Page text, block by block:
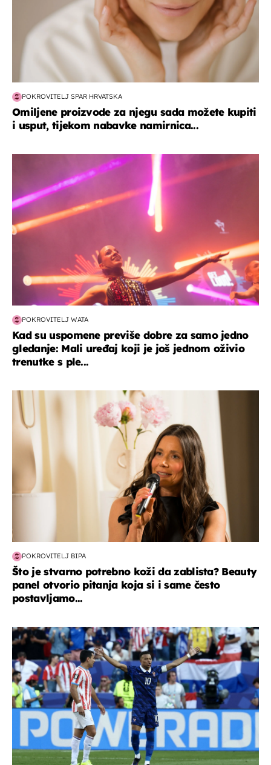
POKROVITELJ SPAR HRVATSKA
Omiljene proizvode za njegu sada možete kupiti
i usput, tijekom nabavke namirnica...
POKROVITELJ WATA
Kad su uspomene previše dobre za samo jedno
gledanje: Mali uređaj koji je još jednom oživio
trenutke s ple...
moda & ljepota
POKROVITELJ BIPA
Što je stvarno potrebno koži da zablista? Beauty
panel otvorio pitanja koja si i same često
postavljamo...
svjetsko prvenstvo 2026